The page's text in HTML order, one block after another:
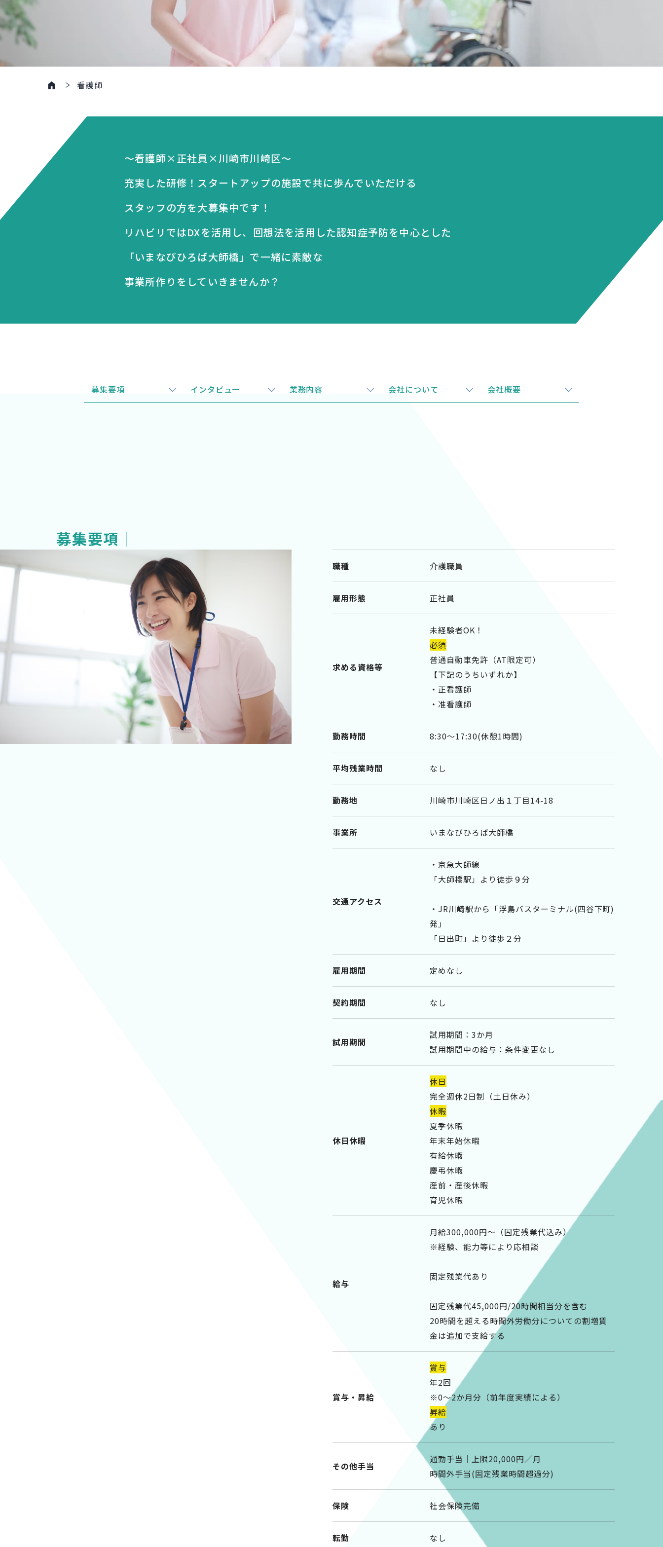
看護師
～看護師×正社員×川崎市川崎区～
充実した研修！スタートアップの施設で共に歩んでいただける
スタッフの方を大募集中です！
リハビリではDXを活用し、回想法を活用した認知症予防を中心とした
「いまなびひろば大師橋」で一緒に素敵な
事業所作りをしていきませんか？
募集要項 インタビュー 業務内容 会社について 会社概要
募集要項｜
職種 介護職員
雇用形態 正社員
求める資格等
未経験者OK！
必須
普通自動車免許（AT限定可）
【下記のうちいずれか】
・正看護師
・准看護師
勤務時間 8:30～17:30(休憩1時間)
平均残業時間 なし
勤務地 川崎市川崎区日ノ出１丁目14-18
事業所 いまなびひろば大師橋
交通アクセス
・京急大師線
「大師橋駅」より徒歩９分
・JR川崎駅から「浮島バスターミナル(四谷下町)
発」
「日出町」より徒歩２分
雇用期間 定めなし
契約期間 なし
試用期間
試用期間：3か月
試用期間中の給与：条件変更なし
休日休暇
休日
完全週休2日制（土日休み）
休暇
夏季休暇
年末年始休暇
有給休暇
慶弔休暇
産前・産後休暇
育児休暇
給与
月給300,000円～（固定残業代込み）
※経験、能力等により応相談
固定残業代あり
固定残業代45,000円/20時間相当分を含む
20時間を超える時間外労働分についての割増賃
金は追加で支給する
賞与・昇給
賞与
年2回
※0～2か月分（前年度実績による）
昇給
あり
その他手当
通勤手当｜上限20,000円／月
時間外手当(固定残業時間超過分)
保険 社会保険完備
転勤 なし